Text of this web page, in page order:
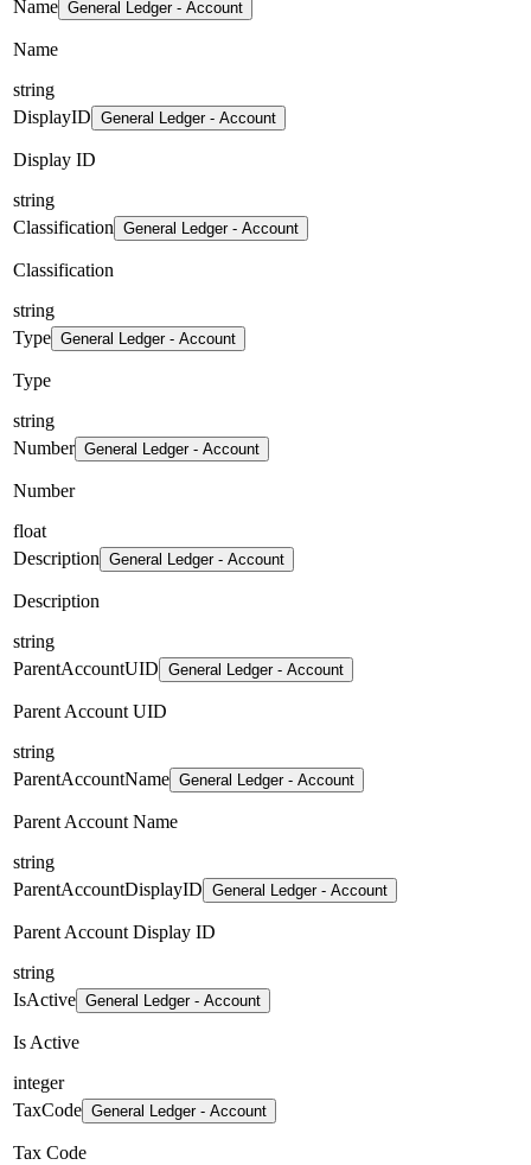
Name General Ledger - Account
Name
string
DisplayID General Ledger - Account
Display ID
string
Classification General Ledger - Account
Classification
string
Type General Ledger - Account
Type
string
Number General Ledger - Account
Number
float
Description General Ledger - Account
Description
string
ParentAccountUID General Ledger - Account
Parent Account UID
string
ParentAccountName General Ledger - Account
Parent Account Name
string
ParentAccountDisplayID General Ledger - Account
Parent Account Display ID
string
IsActive General Ledger - Account
Is Active
integer
TaxCode General Ledger - Account
Tax Code